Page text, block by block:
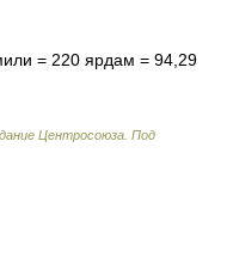
= 220 ярдам = 94,29
Центросоюза Под